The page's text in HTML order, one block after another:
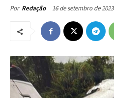
Por Redação 16 de setembro de 2023